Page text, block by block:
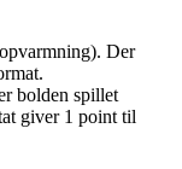
Der
bolden spillet
giver 1 point til